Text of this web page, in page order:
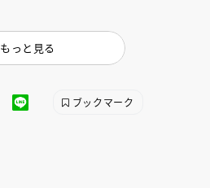
もっと見る
ブックマーク